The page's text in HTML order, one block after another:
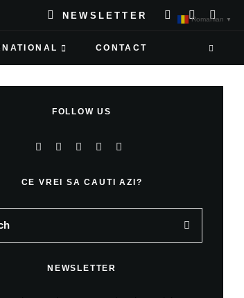
NEWSLETTER
CONTACT
FOLLOW US
CE VREI SA CAUTI AZI?
NEWSLETTER
Romanian ▼